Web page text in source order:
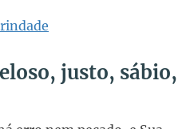
justo, sábio,